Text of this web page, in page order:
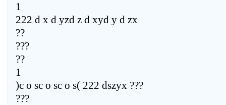
1
222 d x d yzd z d xyd y d zx
??
???
??
1
)c o sc o sc o s( 222 dszyx ???
???